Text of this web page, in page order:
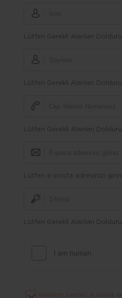
Lütfen Gerekli Alanları
Lütfen Gerekli Alanları
Lütfen Gerekli Alanları
Lütfen e-posta adresinizi
Lütfen Gerekli Alanları